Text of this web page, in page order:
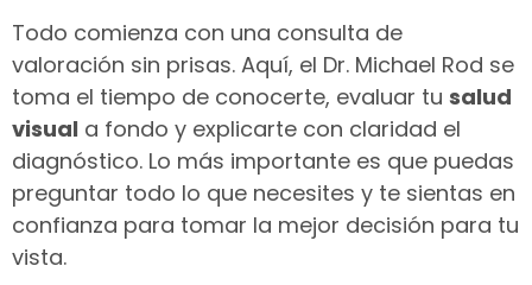
Todo comienza con una consulta de
valoración sin prisas. Aquí, el Dr. Michael Rod se
toma el tiempo de conocerte, evaluar tu salud
visual a fondo y explicarte con claridad el
diagnóstico. Lo más importante es que puedas
preguntar todo lo que necesites y te sientas en
confianza para tomar la mejor decisión para tu
vista.